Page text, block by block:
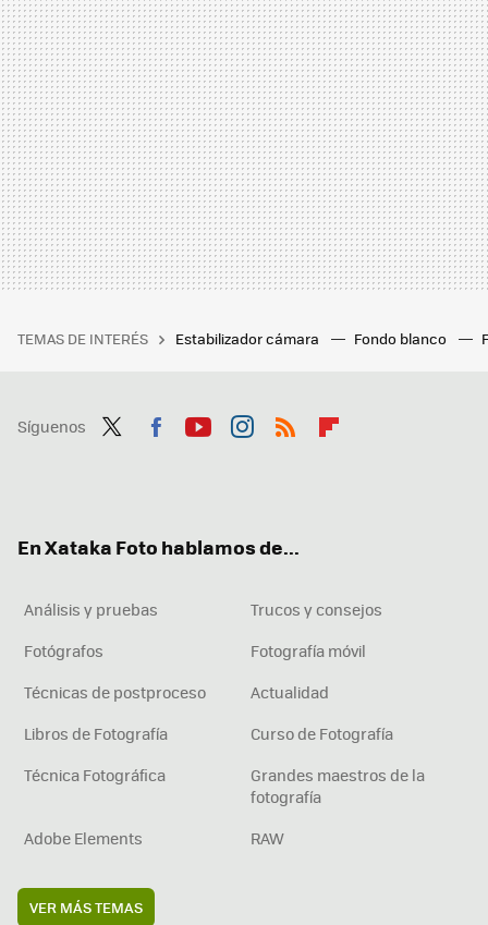
TEMAS DE INTERÉS Estabilizador cámara Fondo blanco
Síguenos
En Xataka Foto hablamos de...
Análisis y pruebas
Trucos y consejos
Fotógrafos
Fotografía móvil
Técnicas de postproceso
Actualidad
Libros de Fotografía
Curso de Fotografía
Técnica Fotográfica
Grandes maestros de la
fotografía
Adobe Elements
RAW
VER MÁS TEMAS